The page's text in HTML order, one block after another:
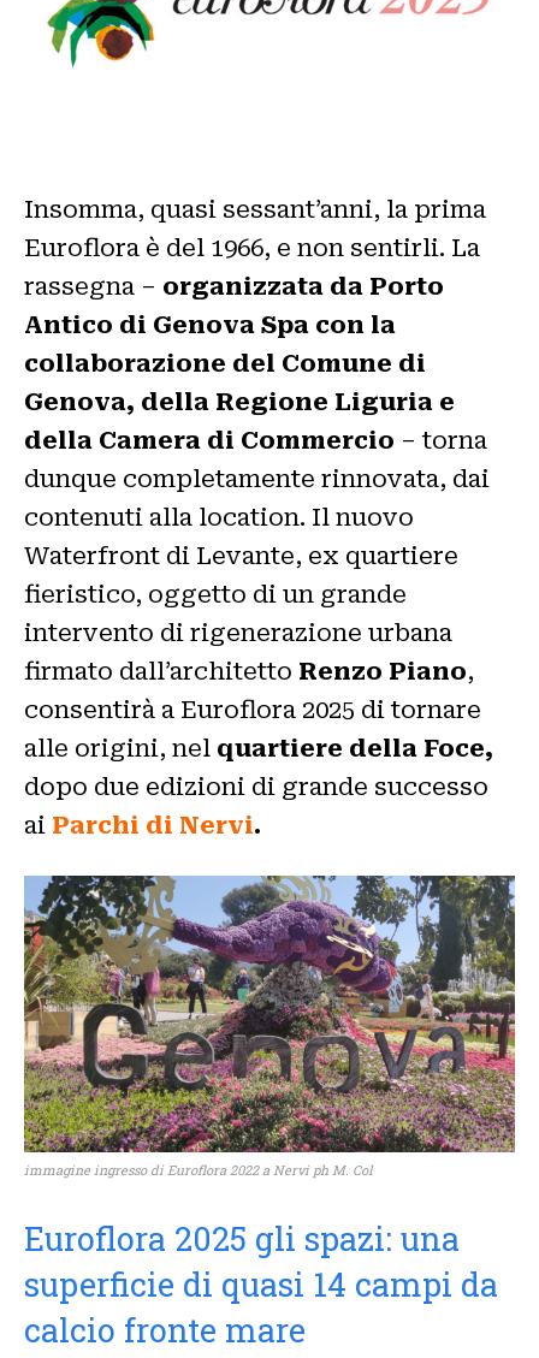
Insomma, quasi sessant’anni, la prima
Euroflora è del 1966, e non sentirli. La
rassegna – organizzata da Porto
Antico di Genova Spa con la
collaborazione del Comune di
Genova, della Regione Liguria e
della Camera di Commercio – torna
dunque completamente rinnovata, dai
contenuti alla location. Il nuovo
Waterfront di Levante, ex quartiere
fieristico, oggetto di un grande
intervento di rigenerazione urbana
firmato dall’architetto Renzo Piano,
consentirà a Euroflora 2025 di tornare
alle origini, nel quartiere della Foce,
dopo due edizioni di grande successo
ai Parchi di Nervi.
immagine ingresso di Euroflora 2022 a Nervi ph M. Col
Euroflora 2025 gli spazi: una
superficie di quasi 14 campi da
calcio fronte mare